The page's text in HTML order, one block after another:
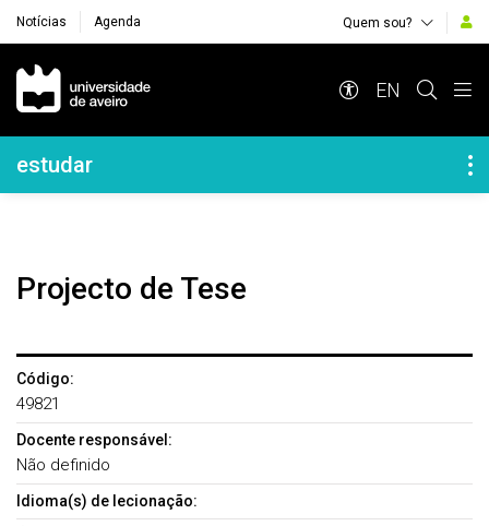
Notícias Agenda Quem sou?
Navegação Principal
EN
Navegação Lateral
estudar
Projecto de Tese
Código:
49821
Docente responsável:
Não definido
Idioma(s) de lecionação: